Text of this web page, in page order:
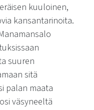
kuuloinen,
kansantarinoita.
suuren
sitä
palan maata
väsyneeltä